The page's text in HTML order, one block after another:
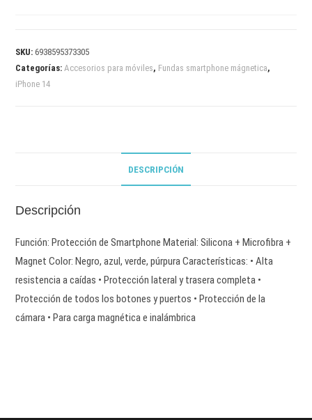
SKU:6938595373305
Categorías:Accesorios para móviles, Fundas smartphone mágnetica,
iPhone 14
DESCRIPCIÓN
Descripción
Función: Protección de Smartphone Material: Silicona + Microfibra +
Magnet Color: Negro, azul, verde, púrpura Características: • Alta
resistencia a caídas • Protección lateral y trasera completa •
Protección de todos los botones y puertos • Protección de la
cámara • Para carga magnética e inalámbrica